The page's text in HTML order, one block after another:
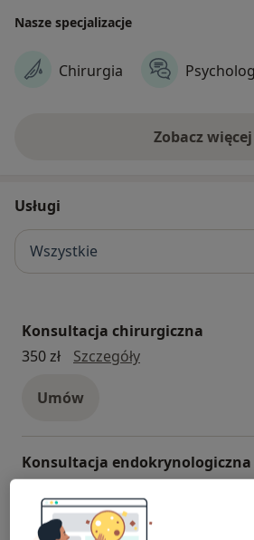
leczenia otyłości - doświadczony
fizjoterapeuta i psycholog pomogą
zamierzony efekt. Tylko kilka
Nasze specjalizacje
Chirurgia
Zobacz więcej
Usługi
Wszystkie
Konsultacja chirurgiczna
350 zł
SzczegółyKonsultacja
Umów
Konsultacja endokrynologiczna
Umów